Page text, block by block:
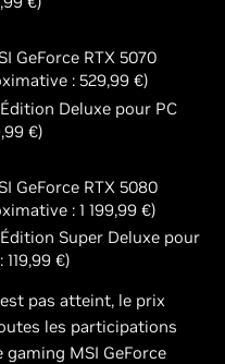
GeForce RTX 5070
: 529,99 €)
Deluxe pour PC
€)
GeForce RTX 5080
: 1 199,99 €)
Super Deluxe pour
€)
pas atteint, le prix
les participations
gaming MSI GeForce